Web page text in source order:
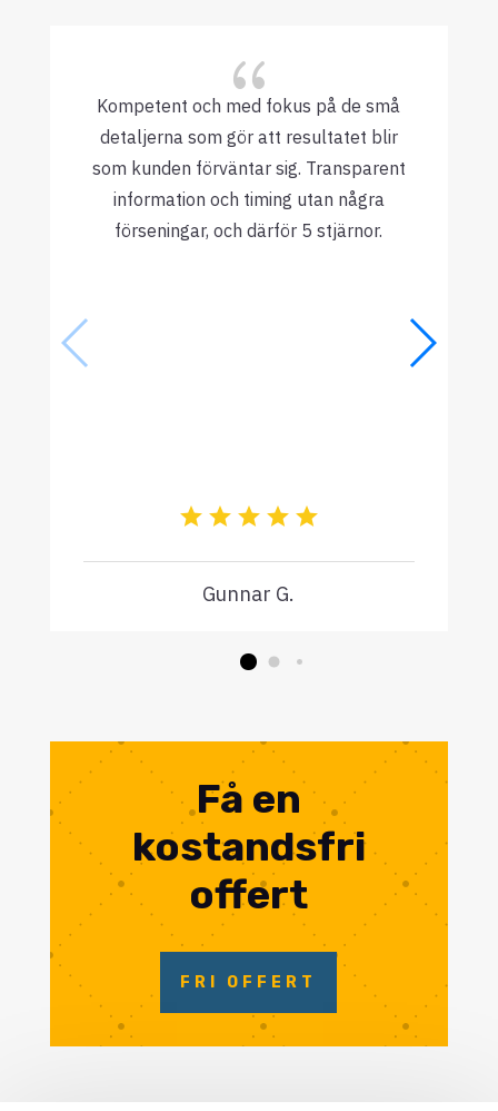
{
Kompetent och med fokus på de små
detaljerna som gör att resultatet blir
som kunden förväntar sig. Transparent
information och timing utan några
förseningar, och därför 5 stjärnor.
Gunnar G.
Få en
kostandsfri
offert
FRI OFFERT